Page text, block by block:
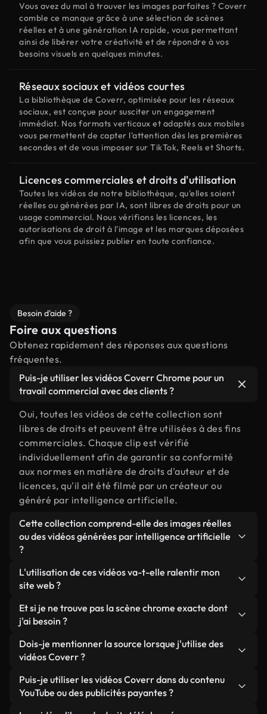
Vous avez du mal à trouver les images parfaites ? Coverr
comble ce manque grâce à une sélection de scènes
réelles et à une génération IA rapide, vous permettant
ainsi de libérer votre créativité et de répondre à vos
besoins visuels en quelques minutes.
Réseaux sociaux et vidéos courtes
La bibliothèque de Coverr, optimisée pour les réseaux
sociaux, est conçue pour susciter un engagement
immédiat. Nos formats verticaux et adaptés aux mobiles
vous permettent de capter l'attention dès les premières
secondes et de vous imposer sur TikTok, Reels et Shorts.
Licences commerciales et droits d'utilisation
Toutes les vidéos de notre bibliothèque, qu'elles soient
réelles ou générées par IA, sont libres de droits pour un
usage commercial. Nous vérifions les licences, les
autorisations de droit à l'image et les marques déposées
afin que vous puissiez publier en toute confiance.
Besoin d'aide ?
Foire aux questions
Obtenez rapidement des réponses aux questions
fréquentes.
Puis-je utiliser les vidéos Coverr Chrome pour un
travail commercial avec des clients ?
Oui, toutes les vidéos de cette collection sont
libres de droits et peuvent être utilisées à des fins
commerciales. Chaque clip est vérifié
individuellement afin de garantir sa conformité
aux normes en matière de droits d'auteur et de
licences, qu'il ait été filmé par un créateur ou
généré par intelligence artificielle.
Cette collection comprend-elle des images réelles
ou des vidéos générées par intelligence artificielle
?
Les deux. Il s'agit d'une bibliothèque hybride
composée de véritables images filmées par des
générées par IA. Chaque vidéo est clairement
identifiée afin que vous sachiez toujours ce que
vous utilisez.
L'utilisation de ces vidéos va-t-elle ralentir mon
site web ?
Sauf si vous choisissez nos versions optimisées.
Nous proposons des formats légers, prêts pour le
ils conservent une qualité élevée tout en
minimisant les temps de chargement et en
améliorant des indicateurs comme le LCP.
Et si je ne trouve pas la scène chrome exacte dont
j'ai besoin ?
Vous pouvez en créer une instantanément avec
Coverr AI Studio. Il vous suffit de décrire la scène,
Studio générera en quelques secondes une vidéo
personnalisée conforme à nos normes de licence.
Dois-je mentionner la source lorsque j'utilise des
vidéos Coverr ?
Aucune attribution n'est requise. Toutes les vidéos
de notre bibliothèque sont libres de droits et
Puis-je utiliser les vidéos Coverr dans du contenu
YouTube ou des publicités payantes ?
Oui. Toutes les séquences vidéo de Coverr peuvent